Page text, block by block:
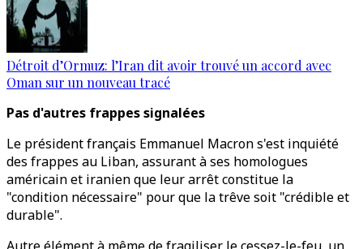
Détroit d’Ormuz: l’Iran dit avoir trouvé un accord avec
Oman sur un nouveau tracé
Pas d'autres frappes signalées
Le président français Emmanuel Macron s'est inquiété
des frappes au Liban, assurant à ses homologues
américain et iranien que leur arrêt constitue la
"condition nécessaire" pour que la trêve soit "crédible et
durable".